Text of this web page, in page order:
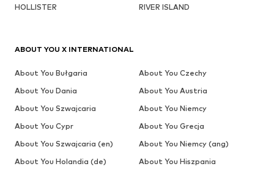
HOLLISTER
RIVER ISLAND
ABOUT YOU X INTERNATIONAL
About You Bułgaria
About You Czechy
About You Dania
About You Austria
About You Szwajcaria
About You Niemcy
About You Cypr
About You Grecja
About You Szwajcaria (en)
About You Niemcy (ang)
About You Holandia (de)
About You Hiszpania